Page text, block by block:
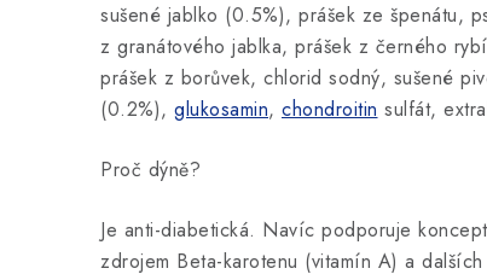
sušené jablko (0.5%), prášek ze špenátu,
z granátového jablka, prášek z černého
prášek z borůvek, chlorid sodný, sušené
(0.2%), glukosamin, chondroitin sulfát,
Proč dýně?
Je anti-diabetická. Navíc podporuje
zdrojem Beta-karotenu (vitamín A) a